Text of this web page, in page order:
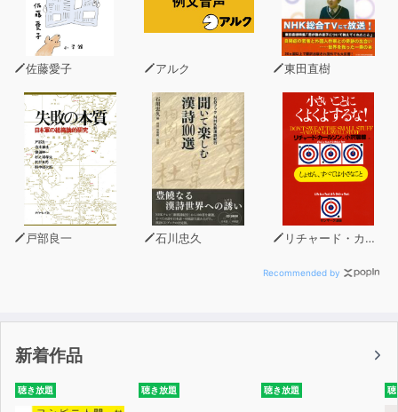
佐藤愛子 アルク 東田直樹
戸部良一 石川忠久 リチャード・カールソン
Recommended by
新着作品
聴き放題 聴き放題 聴き放題 聴